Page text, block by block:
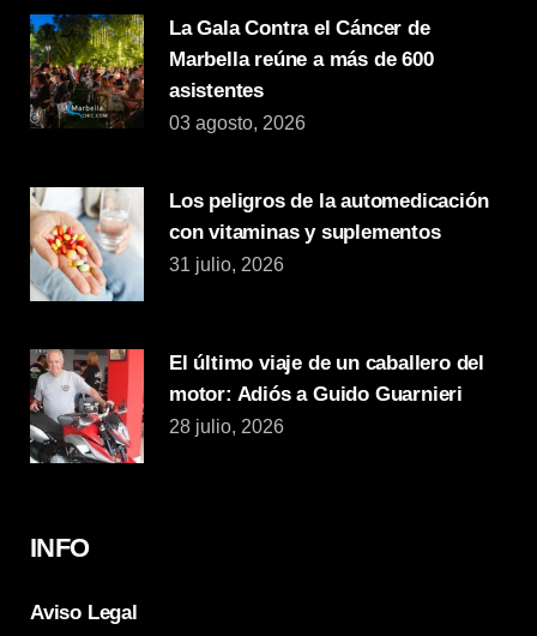
La Gala Contra el Cáncer de
Marbella reúne a más de 600
asistentes
03 agosto, 2026
Los peligros de la automedicación
con vitaminas y suplementos
31 julio, 2026
El último viaje de un caballero del
motor: Adiós a Guido Guarnieri
28 julio, 2026
INFO
Aviso Legal